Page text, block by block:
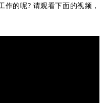
作的呢? 请观看下面的视频，